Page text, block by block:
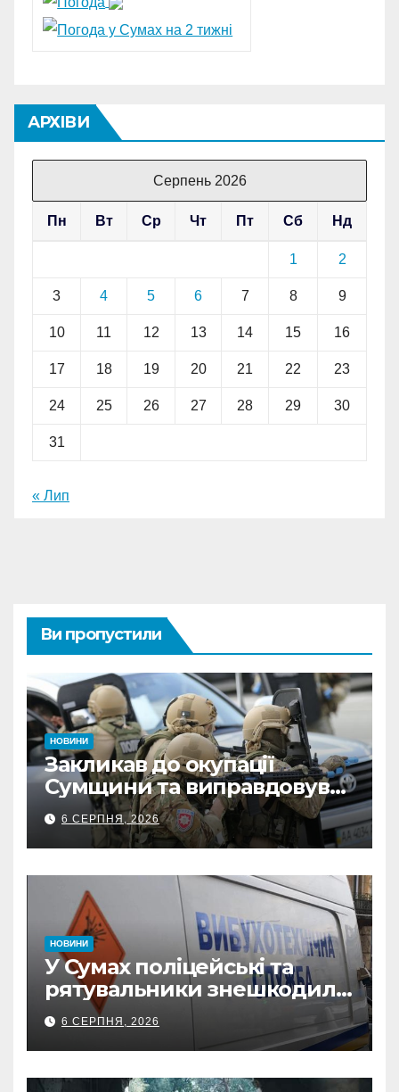
АРХІВИ
Серпень 2026
Пн Вт Ср Чт Пт Сб Нд
1 2
3 4 5 6 7 8 9
10 11 12 13 14 15 16
17 18 19 20 21 22 23
24 25 26 27 28 29 30
31
« Лип
Ви пропустили
НОВИНИ
Закликав до окупації
Сумщини та виправдовував
обстріли: СБУ викрила
прокремлівського агітатора
з Охтирки
6 СЕРПНЯ, 2026
НОВИНИ
У Сумах поліцейські та
рятувальники знешкодили
500-кілограмову авіабомбу
росіян
6 СЕРПНЯ, 2026